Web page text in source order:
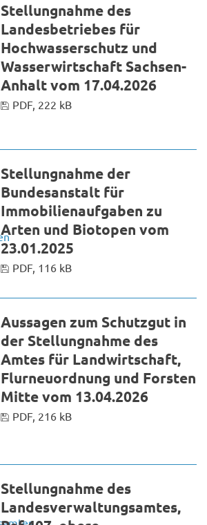
Stellungnahme des
Landesbetriebes für
Hochwasserschutz und
Wasserwirtschaft Sachsen-
Anhalt vom 17.04.2026
PDF, 222 kB
Stellungnahme der
Bundesanstalt für
Immobilienaufgaben zu
Arten und Biotopen vom
23.01.2025
PDF, 116 kB
Aussagen zum Schutzgut in
der Stellungnahme des
Amtes für Landwirtschaft,
Flurneuordnung und Forsten
Mitte vom 13.04.2026
PDF, 216 kB
Stellungnahme des
Landesverwaltungsamtes,